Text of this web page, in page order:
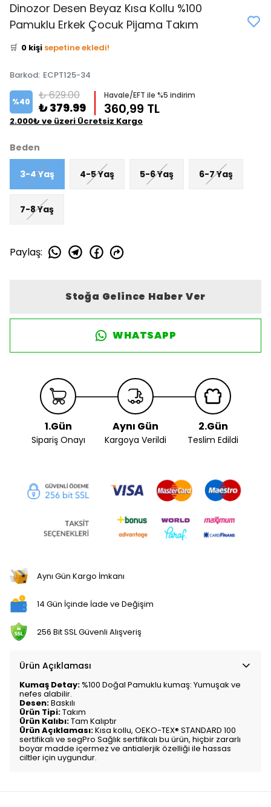
Dinozor Desen Beyaz Kısa Kollu %100
Pamuklu Erkek Çocuk Pijama Takım
👀 Şu an 3 kişi inceliyor!
favoriledi!
🛒 0 kişi sepetine ekledi!
Barkod: ECPT125-34
%40 ₺ 629.00
₺ 379.99
Havale/EFT ile %5 indirim
360,99 TL
2.000₺ ve üzeri Ücretsiz Kargo
Beden
3-4 Yaş 4-5 Yaş 5-6 Yaş 6-7 Yaş
7-8 Yaş
Paylaş:
Stoğa Gelince Haber Ver
WHATSAPP
1.Gün
Sipariş Onayı
Aynı Gün
Kargoya Verildi
2.Gün
Teslim Edildi
Aynı Gün Kargo İmkanı
14 Gün İçinde İade ve Değişim
256 Bit SSL Güvenli Alışveriş
Ürün Açıklaması
Kumaş Detay:%100 Doğal Pamuklu kumaş: Yumuşak ve
nefes alabilir.
Desen:Baskılı
Ürün Tipi:Takım
Ürün Kalıbı:Tam Kalıptır
Ürün Açıklaması:Kısa kollu, OEKO-TEX® STANDARD 100
sertifikalı ve segPro Sağlık sertifikalı bu ürün, hiçbir zararlı
boyar madde içermez ve antialerjik özelliği ile hassas
ciltler için uygundur.